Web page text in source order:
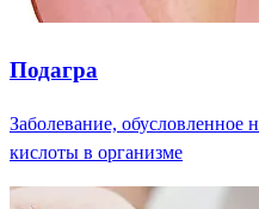
Подагра
Заболевание,
кислоты в организме